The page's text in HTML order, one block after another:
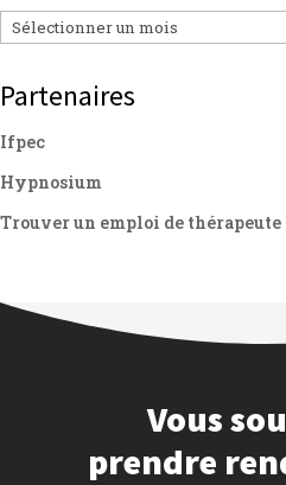
Archives
Partenaires
Ifpec
Hypnosium
Trouver un emploi de thérapeute
Vous
prendre